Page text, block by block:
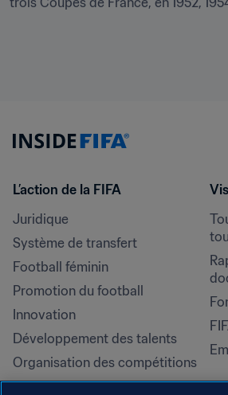
L’action de la FIFA
Juridique
Système de transfert
Football féminin
Promotion du football
Innovation
Développement des talents
Organisation des compétitions
Développement durable